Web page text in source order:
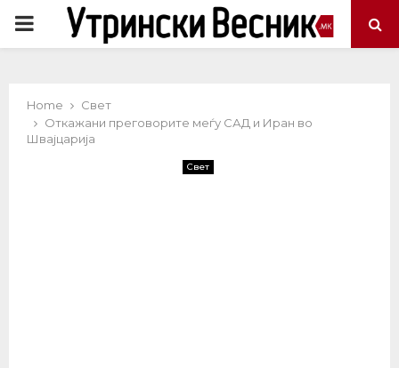
PRIMARY
Home
Свет
Откажани преговорите меѓу САД и Иран во
Швајцарија
Свет